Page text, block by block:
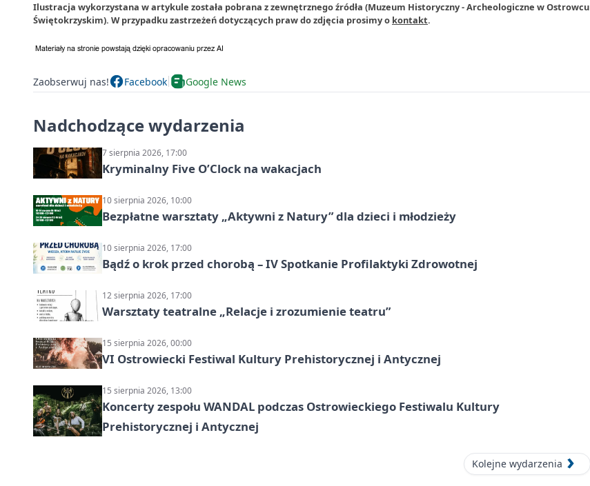
Ilustracja wykorzystana w artykule została pobrana z zewnętrznego źródła (Muzeum Historyczny - Archeologiczne w Ostrowcu
Świętokrzyskim). W przypadku zastrzeżeń dotyczących praw do zdjęcia prosimy o kontakt.
Zaobserwuj nas! Facebook Google News
Nadchodzące wydarzenia
7 sierpnia 2026, 17:00
Kryminalny Five O’Clock na wakacjach
10 sierpnia 2026, 10:00
Bezpłatne warsztaty „Aktywni z Natury” dla dzieci i młodzieży
10 sierpnia 2026, 17:00
Bądź o krok przed chorobą – IV Spotkanie Profilaktyki Zdrowotnej
12 sierpnia 2026, 17:00
Warsztaty teatralne „Relacje i zrozumienie teatru”
15 sierpnia 2026, 00:00
VI Ostrowiecki Festiwal Kultury Prehistorycznej i Antycznej
15 sierpnia 2026, 13:00
Koncerty zespołu WANDAL podczas Ostrowieckiego Festiwalu Kultury
Prehistorycznej i Antycznej
Kolejne wydarzenia